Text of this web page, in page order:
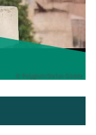
© Polyglott/Stefan Gödde